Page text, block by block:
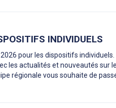
INDIVIDUELS
pour les dispositifs individuels.
les actualités et nouveautés sur
régionale vous souhaite de